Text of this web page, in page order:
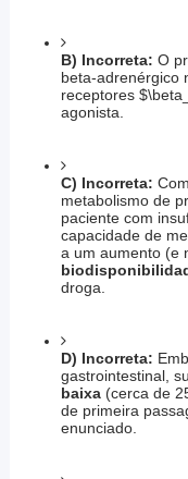
B) Incorreta: O
beta-adrenérgico
receptores
agonista.
C) Incorreta:
metabolismo de
paciente com
capacidade de
a um aumento (e
droga.
D) Incorreta:
gastrointestinal,
baixa(cerca de
de primeira
enunciado.